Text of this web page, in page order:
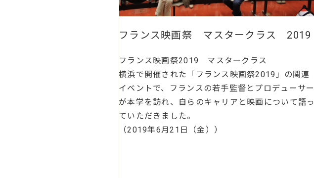
フランス映画祭 マスタークラス 2019
フランス映画祭2019 マスタークラス
横浜で開催された「フランス映画祭2019」の関連
イベントで、フランスの若手監督とプロデューサー
が本学を訪れ、自らのキャリアと映画について語っ
ていただきました。
（2019年6月21日（金））